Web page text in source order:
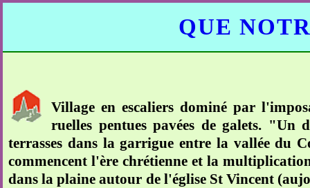
QUE
Village en escaliers dominé par
ruelles pentues pavées de galets. "Un
terrasses dans la garrigue entre la vallée du
commencent l'ère chrétienne et la
dans la plaine autour de l'église St Vincent